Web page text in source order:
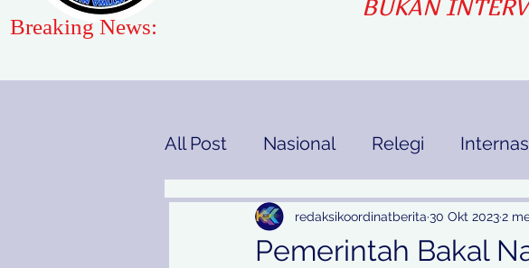
BUKAN
Breaking News:
All Post Nasional Relegi
Gaya Hidup Pendidikan Ekbis
Pemerintah Bakal
redaksikoordinatberita 30 Okt 20232